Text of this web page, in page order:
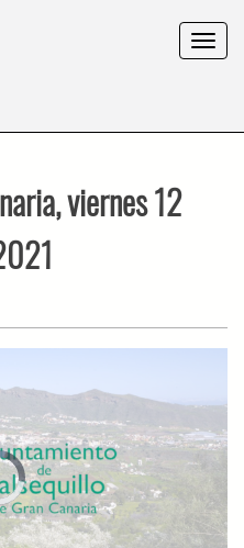
Toggle
viernes 12